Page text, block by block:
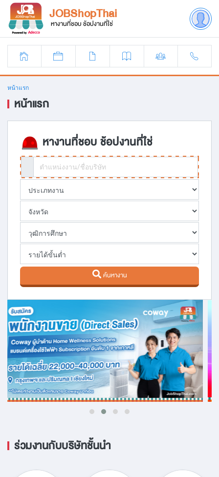
JOBShopThai
หางานที่ชอบ ช้อปงานที่ใช่
หน้าแรก
หน้าแรก
หางานที่ชอบ ช้อปงานที่ใช่
ค้นหางาน
ร่วมงานกับบริษัทชั้นนำ